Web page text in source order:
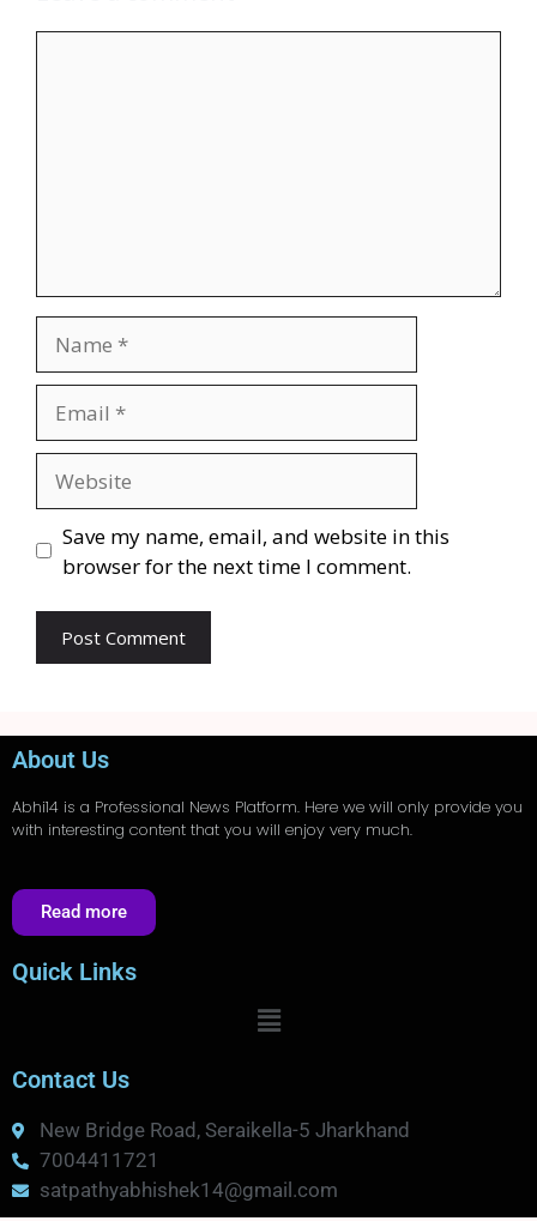
Save my name, email, and website in this
browser for the next time I comment.
About Us
Abhi14 is a Professional News Platform. Here we will only provide you
with interesting content that you will enjoy very much.
Read more
Quick Links
Contact Us
New Bridge Road, Seraikella-5 Jharkhand
7004411721
satpathyabhishek14@gmail.com